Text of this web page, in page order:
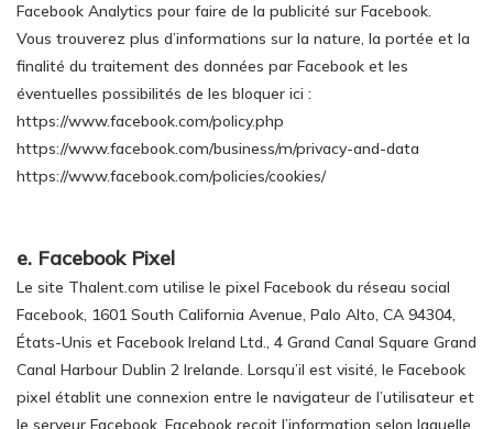
Facebook Analytics pour faire de la publicité sur Facebook.
Vous trouverez plus d’informations sur la nature, la portée et la
finalité du traitement des données par Facebook et les
éventuelles possibilités de les bloquer ici :
https://www.facebook.com/policy.php
https://www.facebook.com/business/m/privacy-and-data
https://www.facebook.com/policies/cookies/
e. Facebook Pixel
Le site Thalent.com utilise le pixel Facebook du réseau social
Facebook, 1601 South California Avenue, Palo Alto, CA 94304,
États-Unis et Facebook Ireland Ltd., 4 Grand Canal Square Grand
Canal Harbour Dublin 2 Irelande. Lorsqu’il est visité, le Facebook
pixel établit une connexion entre le navigateur de l’utilisateur et
le serveur Facebook. Facebook reçoit l’information selon laquelle